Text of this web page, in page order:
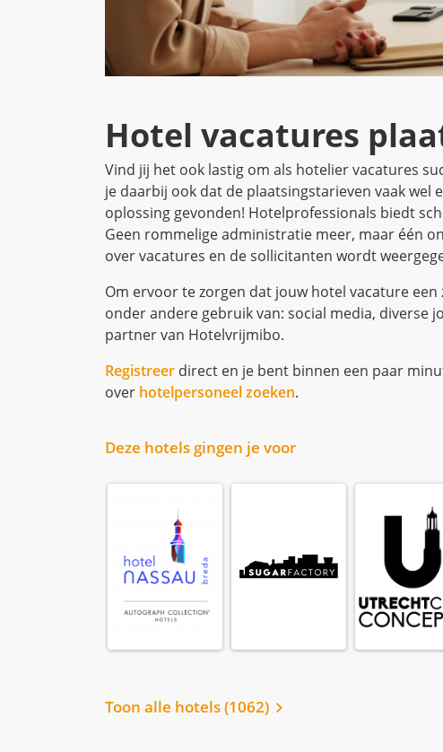
Hotel vacatures
Vind jij het ook lastig om als hotelier vacatures
je daarbij ook dat de plaatsingstarieven vaak wel
oplossing gevonden! Hotelprofessionals biedt
Geen rommelige administratie meer, maar één
over vacatures en de sollicitanten wordt
Om ervoor te zorgen dat jouw hotel vacature
onder andere gebruik van: social media, diverse
partner van Hotelvrijmibo.
Registreer direct en je bent binnen een paar
over hotelpersoneel zoeken.
Deze hotels gingen je voor
Loading... Loading...
Lake Resort - Beekse
Toon alle hotels (1062)